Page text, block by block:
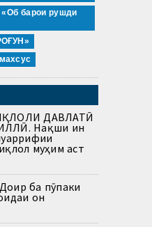
барои рушди
ДАВЛАТӢ
Нақши ин
муҳим аст
ба пӯпаки
он